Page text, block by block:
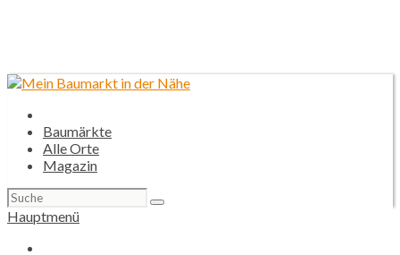
Baumärkte
Alle Orte
Magazin
Suchen
nach:
Hauptmenü